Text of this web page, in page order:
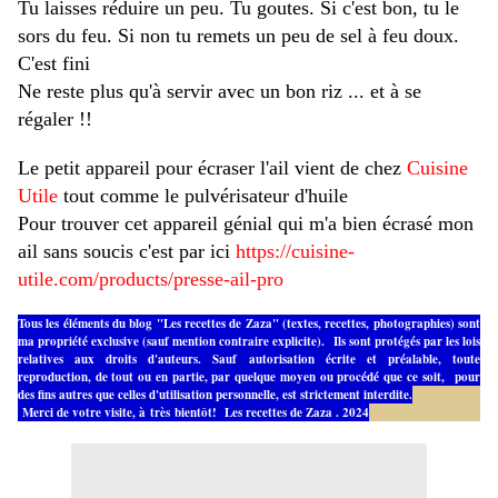
Tu laisses réduire un peu. Tu goutes. Si c'est bon, tu le
sors du feu. Si non tu remets un peu de sel à feu doux.
C'est fini
Ne reste plus qu'à servir avec un bon riz ... et à se
régaler !!
Le petit appareil pour écraser l'ail vient de chez Cuisine
Utile tout comme le pulvérisateur d'huile
Pour trouver cet appareil génial qui m'a bien écrasé mon
ail sans soucis c'est par ici https://cuisine-
utile.com/products/presse-ail-pro
Tous les éléments du blog "Les recettes de Zaza" (textes, recettes, photographies) sont
ma propriété exclusive (sauf mention contraire explicite). Ils sont protégés par les lois
relatives aux droits d'auteurs. Sauf autorisation écrite et préalable, toute
reproduction, de tout ou en partie, par quelque moyen ou procédé que ce soit, pour
des fins autres que celles d'utilisation personnelle, est strictement interdite.
Merci de votre visite, à très bientôt! Les recettes de Zaza . 2024